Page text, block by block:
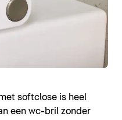
softclose is heel
een wc-bril zonder